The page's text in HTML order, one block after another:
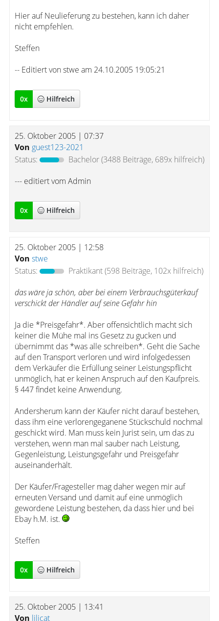
Hier auf Neulieferung zu bestehen, kann ich daher
nicht empfehlen.
Steffen
-- Editiert von stwe am 24.10.2005 19:05:21
0x Hilfreich
25. Oktober 2005 | 07:37
Von guest123-2021
Status:
Bachelor(3488 Beiträge, 689x hilfreich)
--- editiert vom Admin
0x Hilfreich
25. Oktober 2005 | 12:58
Von stwe
Status:
Praktikant(598 Beiträge, 102x hilfreich)
das wäre ja schön, aber bei einem Verbrauchsgüterkauf
verschickt der Händler auf seine Gefahr hin
Ja die *Preisgefahr*. Aber offensichtlich macht sich
keiner die Mühe mal ins Gesetz zu gucken und
übernimmt das *was alle schreiben*. Geht die Sache
auf den Transport verloren und wird infolgedessen
dem Verkäufer die Erfüllung seiner Leistungspflicht
unmöglich, hat er keinen Anspruch auf den Kaufpreis.
§ 447 findet keine Anwendung.
Andersherum kann der Käufer nicht darauf bestehen,
dass ihm eine verlorengeganene Stückschuld nochmal
geschickt wird. Man muss kein Jurist sein, um das zu
verstehen, wenn man mal sauber nach Leistung,
Gegenleistung, Leistungsgefahr und Preisgefahr
auseinanderhält.
Der Käufer/Fragesteller mag daher wegen mir auf
erneuten Versand und damit auf eine unmöglich
gewordene Leistung bestehen, da dass hier und bei
Ebay h.M. ist.
Steffen
0x Hilfreich
25. Oktober 2005 | 13:41
Von lilicat